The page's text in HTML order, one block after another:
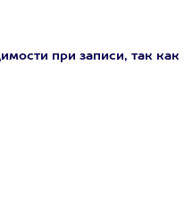
при записи, так как